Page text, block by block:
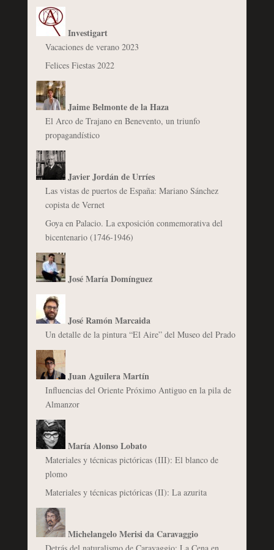
Investigart
Vacaciones de verano 2023
Felices Fiestas 2022
Jaime Belmonte de la Haza
El Arco de Trajano en Benevento, un triunfo
propagandístico
Javier Jordán de Urríes
Las vistas de puertos de España: Mariano Sánchez
copista de Vernet
Goya en Palacio. La exposición conmemorativa del
bicentenario (1746-1946)
José María Domínguez
José Ramón Marcaida
Un detalle de la pintura “El Aire” del Museo del Prado
Juan Aguilera Martín
Influencias del Oriente Próximo Antiguo en la pila de
Almanzor
María Alonso Lobato
Materiales y técnicas pictóricas (III): El blanco de
plomo
Materiales y técnicas pictóricas (II): La azurita
Michelangelo Merisi da Caravaggio